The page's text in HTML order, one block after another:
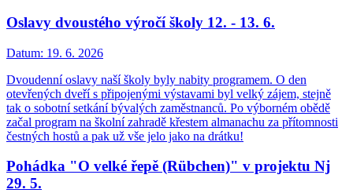
Oslavy dvoustého výročí školy 12. - 13. 6.
Datum: 19. 6. 2026
Dvoudenní oslavy naší školy byly nabity programem. O den
otevřených dveří s připojenými výstavami byl velký zájem, stejně
tak o sobotní setkání bývalých zaměstnanců. Po výborném obědě
začal program na školní zahradě křestem almanachu za přítomnosti
čestných hostů a pak už vše jelo jako na drátku!
Pohádka "O velké řepě (Rübchen)" v projektu Nj
29. 5.